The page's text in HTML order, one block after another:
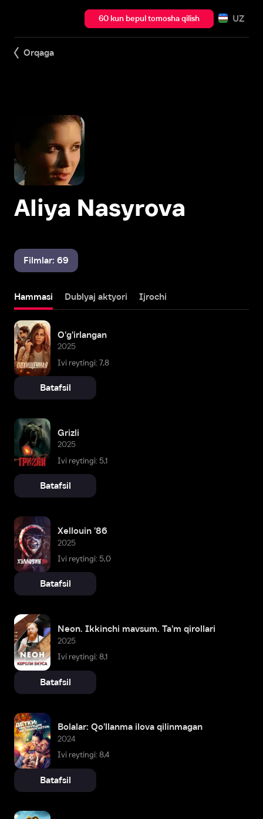
60 kun bepul tomosha qilish UZ
Orqaga
Aliya Nasyrova
Filmlar: 69
Hammasi Dublyaj aktyori Ijrochi
O'g'irlangan
2025
Ivi reytingi: 7,8
Batafsil
Grizli
2025
Ivi reytingi: 5,1
Batafsil
Xellouin '86
2025
Ivi reytingi: 5,0
Batafsil
Neon. Ikkinchi mavsum. Ta'm qirollari
2025
Ivi reytingi: 8,1
Batafsil
Bolalar: Qo'llanma ilova qilinmagan
2024
Ivi reytingi: 8,4
Batafsil